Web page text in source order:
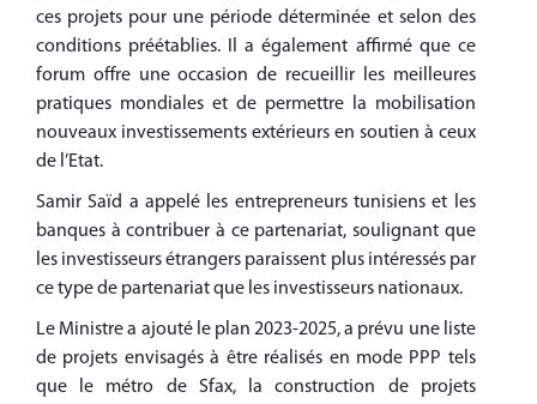
ces projets pour une période déterminée et selon des
conditions préétablies. Il a également affirmé que ce
forum offre une occasion de recueillir les meilleures
pratiques mondiales et de permettre la mobilisation
nouveaux investissements extérieurs en soutien à ceux
de l’Etat.
Samir Saïd a appelé les entrepreneurs tunisiens et les
banques à contribuer à ce partenariat, soulignant que
les investisseurs étrangers paraissent plus intéressés par
ce type de partenariat que les investisseurs nationaux.
Le Ministre a ajouté le plan 2023-2025, a prévu une liste
de projets envisagés à être réalisés en mode PPP tels
que le métro de Sfax, la construction de projets